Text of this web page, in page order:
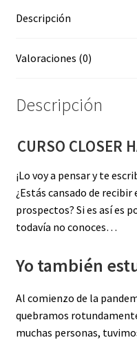
Descripción
Valoraciones (0)
Descripción
CURSO CLOSER
¡Lo voy a pensar y te
¿Estás cansado de
prospectos? Si es así es
todavía no conoces…
Yo también
Al comienzo de la
quebramos
muchas personas,